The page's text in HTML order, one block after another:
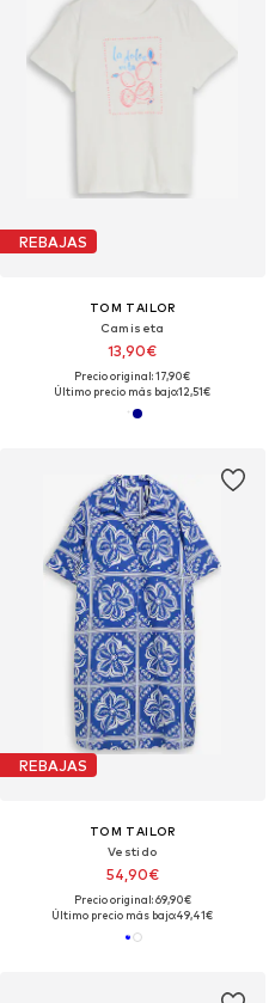
REBAJAS
TOM TAILOR
Camiseta
13,90€
Precio original: 17,90€
Último precio más bajo:12,51€
REBAJAS
TOM TAILOR
Vestido
54,90€
Precio original: 69,90€
Último precio más bajo:49,41€